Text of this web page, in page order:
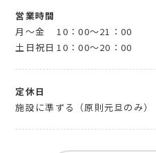
営業時間
月～金
10：00～21：00
土日祝日 10：00～20：00
定休日
施設に準ずる（原則元旦のみ）